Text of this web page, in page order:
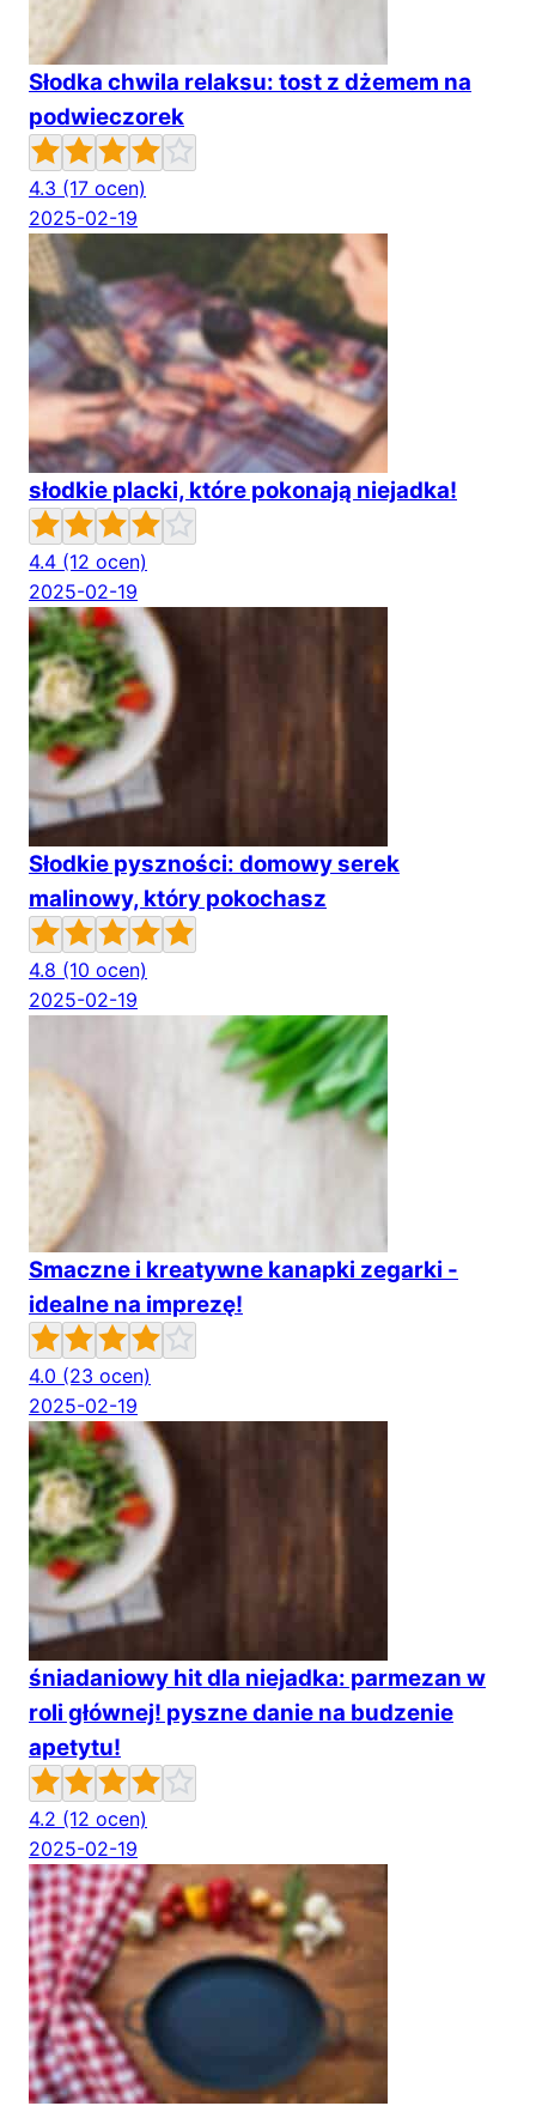
Słodka chwila relaksu: tost z dżemem na
podwieczorek
4.3 (17 ocen)
2025-02-19
słodkie placki, które pokonają niejadka!
4.4 (12 ocen)
2025-02-19
Słodkie pyszności: domowy serek
malinowy, który pokochasz
4.8 (10 ocen)
2025-02-19
Smaczne i kreatywne kanapki zegarki -
idealne na imprezę!
4.0 (23 ocen)
2025-02-19
śniadaniowy hit dla niejadka: parmezan w
roli głównej! pyszne danie na budzenie
apetytu!
4.2 (12 ocen)
2025-02-19